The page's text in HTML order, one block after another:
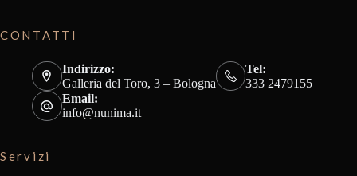
CONTATTI
Indirizzo:
Galleria del Toro, 3 – Bologna
Tel:
333 2479155
Email:
info@nunima.it
Servizi